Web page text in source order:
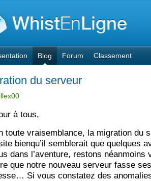
Blog Forum Classement
du serveur
à tous,
toute vraisemblance, la migration du
bienqu’il semblerait que quelques
dans l’aventure, restons néanmoins
que notre nouveau serveur fasse
Si vous constatez des